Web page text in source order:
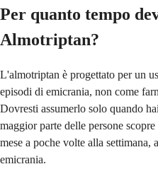
Per quanto tempo
Almotriptan?
L'almotriptan è progettato per un
episodi di emicrania, non come
Dovresti assumerlo solo quando
maggior parte delle persone
mese a poche volte alla settimana,
emicrania.